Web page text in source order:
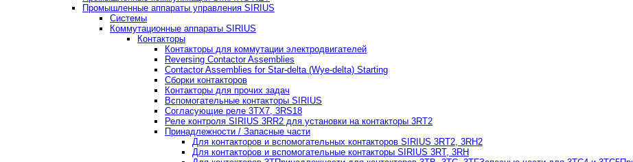
Промышленные аппараты управления SIRIUS
Системы
Коммутационные аппараты SIRIUS
Контакторы
Контакторы для коммутации электродвигателей
Reversing Contactor Assemblies
Contactor Assemblies for Star-delta (Wye-delta) Starting
Сборки контакторов
Контакторы для прочих задач
Вспомогательные контакторы SIRIUS
Согласующие реле 3TX7, 3RS18
Реле контроля SIRIUS 3RR2 для установки на контакторы 3RT2
Принадлежности / Запасные части
Для контакторов и вспомогательных контакторов SIRIUS 3RT2, 3RH2
Для контакторов и вспомогательные контакторы SIRIUS 3RT, 3RH